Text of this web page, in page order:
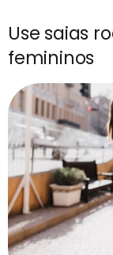
Use saias
femininos